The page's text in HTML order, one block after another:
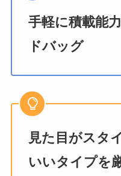
手軽に積載能
ドバッグ
見た目がスタ
いいタイプを